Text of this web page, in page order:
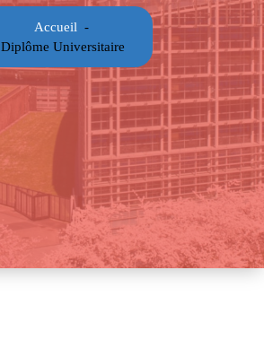
Accueil -
Diplôme Universitaire